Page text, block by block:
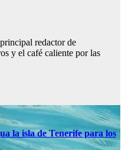
redactor de
y el café caliente por las
la isla de Tenerife para los